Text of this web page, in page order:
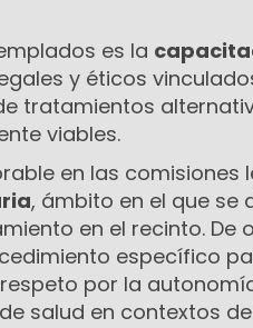
es la
y éticos
tratamientos
viables.
en las comisiones
, ámbito en el que se
en el recinto. De
específico
por la
salud en contextos